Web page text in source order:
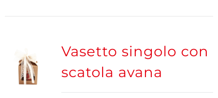
Vasetto singolo con
scatola avana